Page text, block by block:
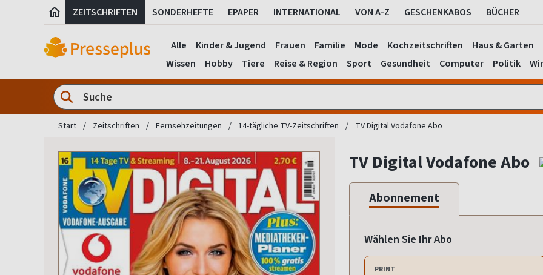
ZEITSCHRIFTEN SONDERHEFTE EPAPER INTERNATIONAL VON A-Z GESCHENKABOS BÜCHER
Alle Kinder & Jugend Frauen Familie Mode Kochzeitschriften Haus & Garten
Wissen
Hobby Tiere Reise & Region Sport Gesundheit Computer Politik
Start Zeitschriften Fernsehzeitungen 14-tägliche TV-Zeitschriften TV Digital Vodafone Abo
TV Digital Vodafone Abo
Abonnement
Wählen Sie Ihr Abo
PRINT